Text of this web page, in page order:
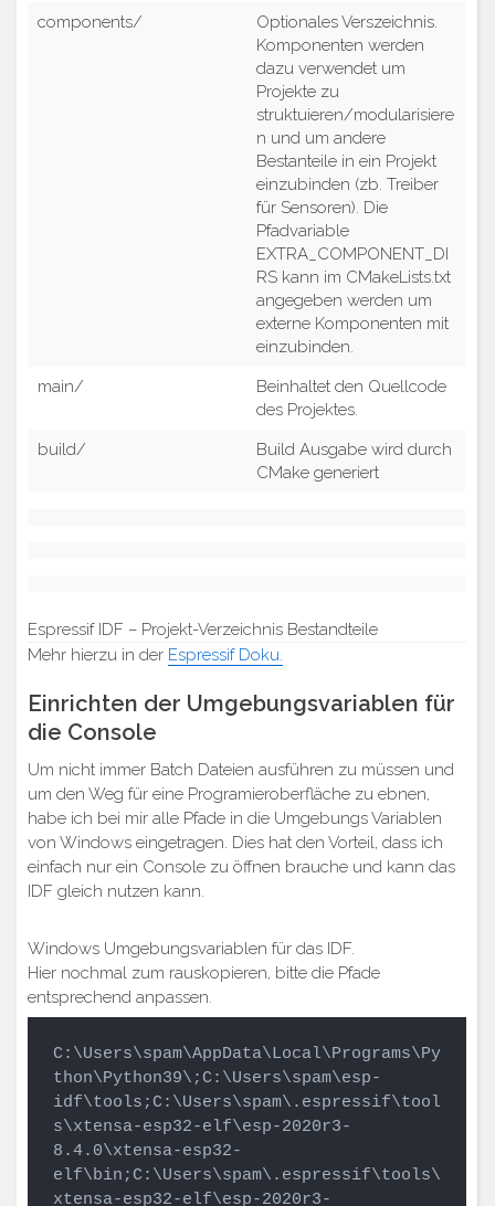
components/
Optionales Verszeichnis.
Komponenten werden
dazu verwendet um
Projekte zu
struktuieren/modularisiere
n und um andere
Bestanteile in ein Projekt
einzubinden (zb. Treiber
für Sensoren). Die
Pfadvariable
EXTRA_COMPONENT_DI
RS kann im CMakeLists.txt
angegeben werden um
externe Komponenten mit
einzubinden.
main/
Beinhaltet den Quellcode
des Projektes.
build/
Build Ausgabe wird durch
CMake generiert
Espressif IDF – Projekt-Verzeichnis Bestandteile
Mehr hierzu in der Espressif Doku.
Einrichten der Umgebungsvariablen für
die Console
Um nicht immer Batch Dateien ausführen zu müssen und
um den Weg für eine Programieroberfläche zu ebnen,
habe ich bei mir alle Pfade in die Umgebungs Variablen
von Windows eingetragen. Dies hat den Vorteil, dass ich
einfach nur ein Console zu öffnen brauche und kann das
IDF gleich nutzen kann.
Windows Umgebungsvariablen für das IDF.
Hier nochmal zum rauskopieren, bitte die Pfade
entsprechend anpassen.
C:\Users\spam\AppData\Local\Programs\Py
thon\Python39\;C:\Users\spam\esp-
idf\tools;C:\Users\spam\.espressif\tool
s\xtensa-esp32-elf\esp-2020r3-
8.4.0\xtensa-esp32-
elf\bin;C:\Users\spam\.espressif\tools\
xtensa-esp32-elf\esp-2020r3-